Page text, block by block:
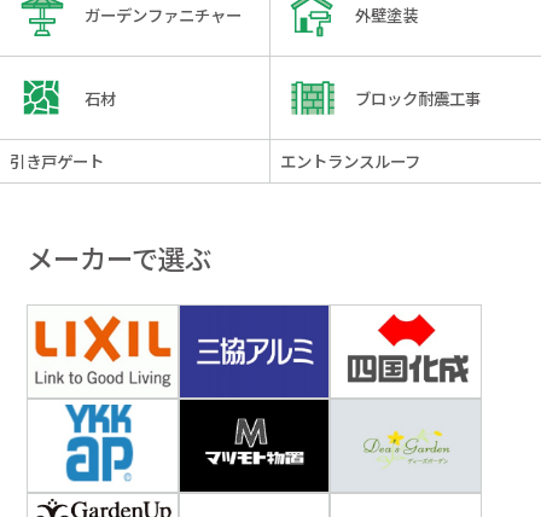
ガーデンファニチャー 外壁塗装
石材 ブロック耐震工事
引き戸ゲート エントランスルーフ
メーカーで選ぶ